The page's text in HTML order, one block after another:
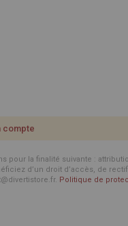
compte
la finalité suivante :
d’un droit d’accès, de
Politique de